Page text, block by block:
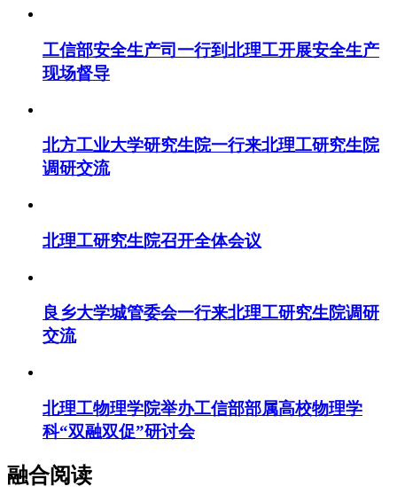
工信部安全生产司一行到北理工开展安全生产
现场督导
北方工业大学研究生院一行来北理工研究生院
调研交流
北理工研究生院召开全体会议
良乡大学城管委会一行来北理工研究生院调研
交流
北理工物理学院举办工信部部属高校物理学
科“双融双促”研讨会
融合阅读